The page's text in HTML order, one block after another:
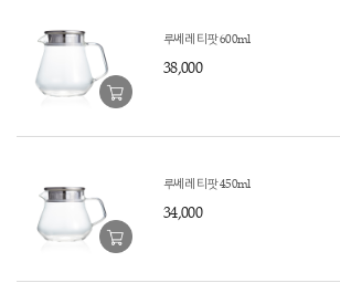
루쎄레 티팟 600ml
38,000
루쎄레 티팟 450ml
34,000